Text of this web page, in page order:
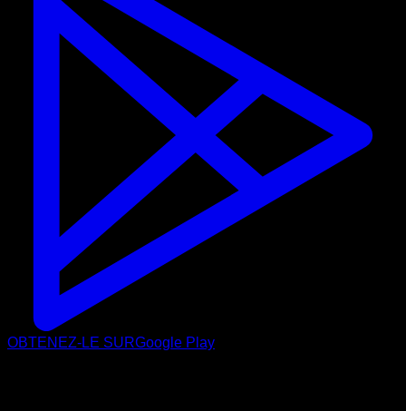
OBTENEZ-LE SURGoogle Play